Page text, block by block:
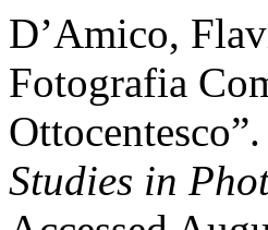
D’Amico,
Fotografia
Ottocentesco”.
Studies in